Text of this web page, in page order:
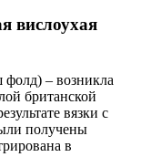
вислоухая
фолд) – возникла
британской
вязки с
получены
в